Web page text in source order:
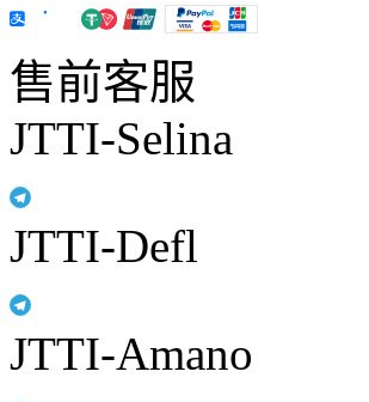
售前客服
JTTI-Selina
JTTI-Defl
JTTI-Amano